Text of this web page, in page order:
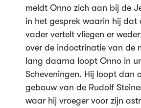
meldt Onno zich aan bij de
in het gesprek waarin hij dat
vader vertelt vliegen er
over de indoctrinatie van de
lang daarna loopt Onno in
Scheveningen. Hij loopt dan
gebouw van de Rudolf
waar hij vroeger voor zijn